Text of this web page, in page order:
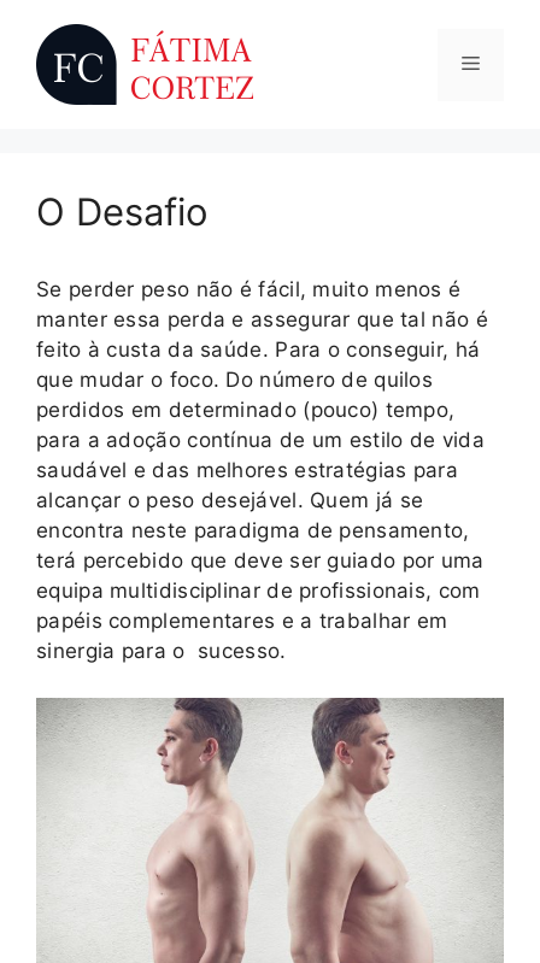
para
conteúdo
Menu
O Desafio
Se perder peso não é fácil, muito menos é
manter essa perda e assegurar que tal não é
feito à custa da saúde. Para o conseguir, há
que mudar o foco. Do número de quilos
perdidos em determinado (pouco) tempo,
para a adoção contínua de um estilo de vida
saudável e das melhores estratégias para
alcançar o peso desejável. Quem já se
encontra neste paradigma de pensamento,
terá percebido que deve ser guiado por uma
equipa multidisciplinar de profissionais, com
papéis complementares e a trabalhar em
sinergia para o sucesso.